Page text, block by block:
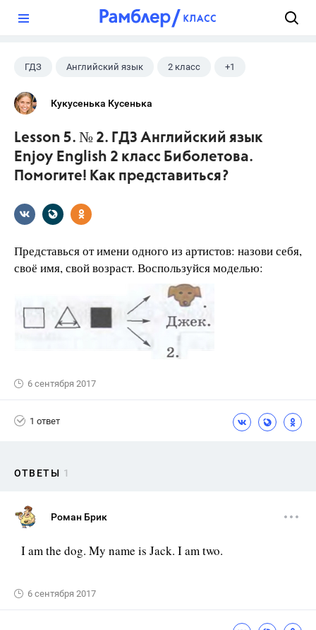
ГДЗ Английский язык 2 класс +1
Биболетова М. З.
Кукусенька Кусенька
Lesson 5. № 2. ГДЗ Английский язык
Enjoy English 2 класс Биболетова.
Помогите! Как представиться?
Представься от имени одного из артистов: назови себя,
своё имя, свой возраст. Воспользуйся моделью:
6 сентября 2017
1 ответ
ОТВЕТЫ 1
Роман Брик
I am the dog. My name is Jack. I am two.
6 сентября 2017